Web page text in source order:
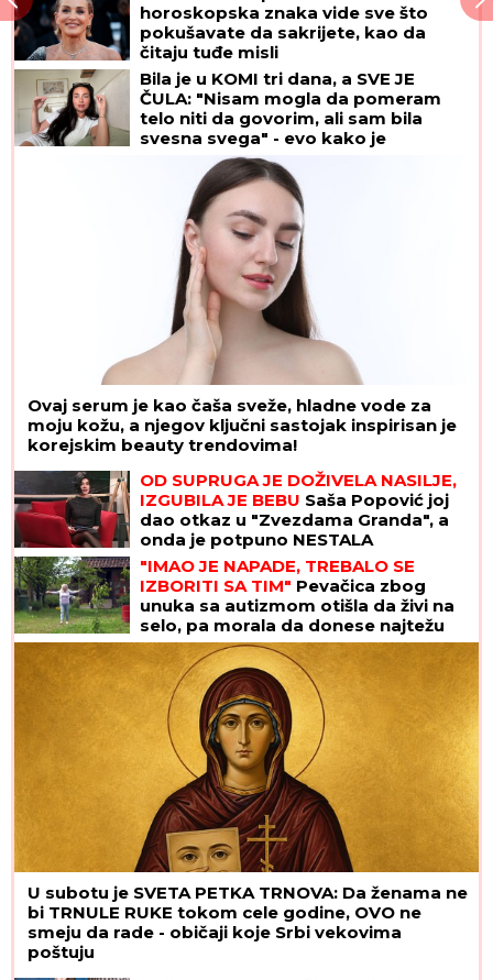
horoskopska znaka vide sve što
pokušavate da sakrijete, kao da
čitaju tuđe misli
Bila je u KOMI tri dana, a SVE JE
ČULA: "Nisam mogla da pomeram
telo niti da govorim, ali sam bila
svesna svega" - evo kako je
dokazala svetu da je TERAPIJA NIJE
USPAVALA
Ovaj serum je kao čaša sveže, hladne vode za
moju kožu, a njegov ključni sastojak inspirisan je
korejskim beauty trendovima!
OD SUPRUGA JE DOŽIVELA NASILJE,
IZGUBILA JE BEBU Saša Popović joj
dao otkaz u "Zvezdama Granda", a
onda je potpuno NESTALA
"IMAO JE NAPADE, TREBALO SE
IZBORITI SA TIM" Pevačica zbog
unuka sa autizmom otišla da živi na
selo, pa morala da donese najtežu
odluku: "Postao je agresivan"
U subotu je SVETA PETKA TRNOVA: Da ženama ne
bi TRNULE RUKE tokom cele godine, OVO ne
smeju da rade - običaji koje Srbi vekovima
poštuju